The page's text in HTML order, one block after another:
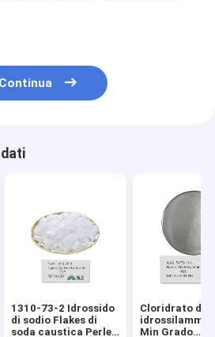
Continua
1310-73-2 Idrossido
di sodio Flakes di
soda caustica Perle
Cloridrato di
Min Grado